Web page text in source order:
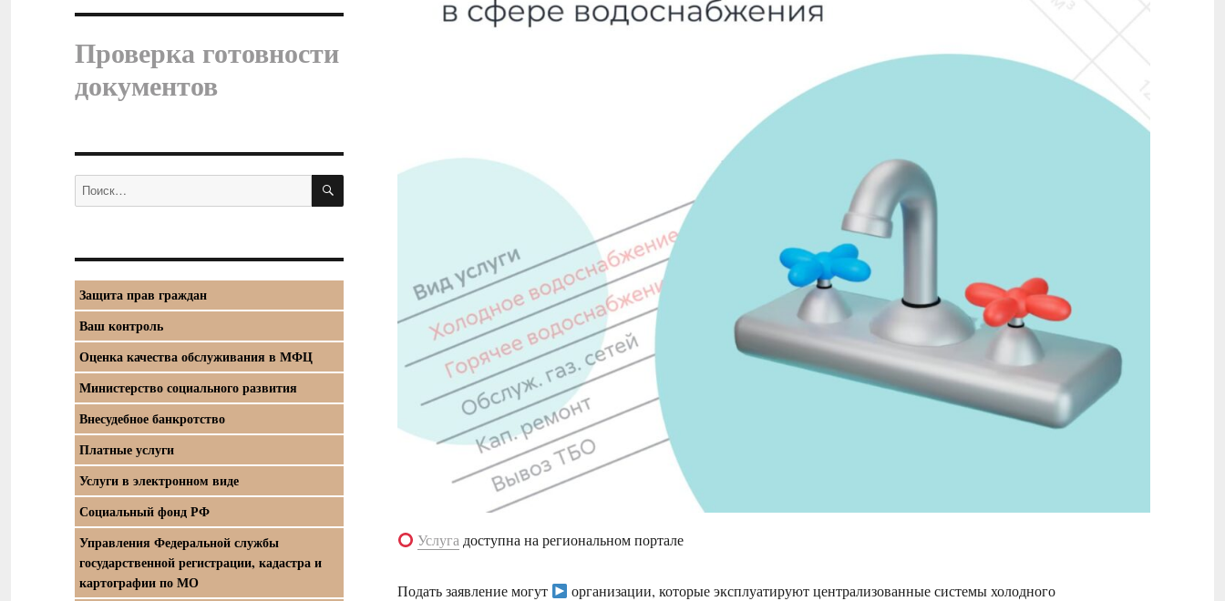
Услуга доступна на региональном портале
Подать заявление могут
организации, которые эксплуатируют централизованные системы холодного
Проверка готовности
документов
Искать: ПОИСК
Защита прав граждан
Ваш контроль
Оценка качества обслуживания в МФЦ
Министерство социального развития
Внесудебное банкротство
Платные услуги
Услуги в электронном виде
Социальный фонд РФ
Управления Федеральной службы
государственной регистрации, кадастра и
картографии по МО